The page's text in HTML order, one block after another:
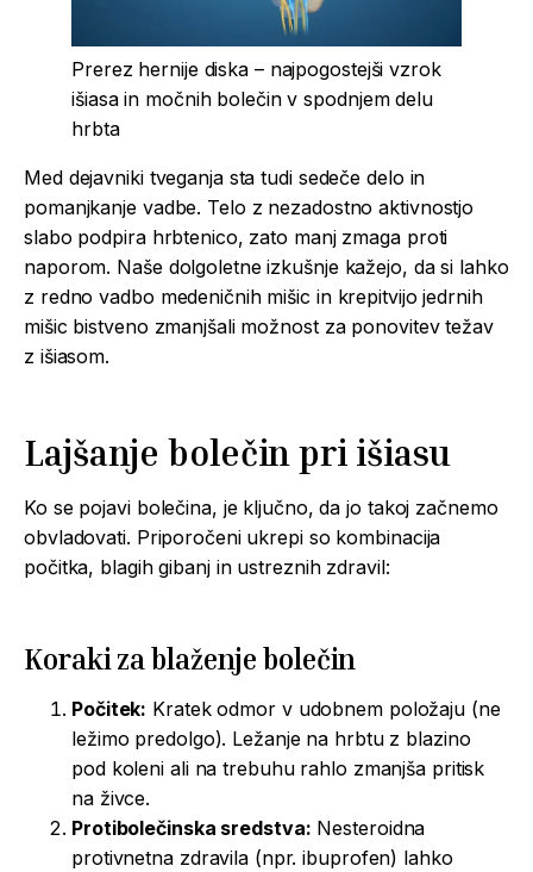
Prerez hernije diska – najpogostejši vzrok
išiasa in močnih bolečin v spodnjem delu
hrbta
Med dejavniki tveganja sta tudi sedeče delo in
pomanjkanje vadbe. Telo z nezadostno aktivnostjo
slabo podpira hrbtenico, zato manj zmaga proti
naporom. Naše dolgoletne izkušnje kažejo, da si lahko
z redno vadbo medeničnih mišic in krepitvijo jedrnih
mišic bistveno zmanjšali možnost za ponovitev težav
z išiasom.
Lajšanje bolečin pri išiasu
Ko se pojavi bolečina, je ključno, da jo takoj začnemo
obvladovati. Priporočeni ukrepi so kombinacija
počitka, blagih gibanj in ustreznih zdravil:
Koraki za blaženje bolečin
Počitek: Kratek odmor v udobnem položaju (ne
ležimo predolgo). Ležanje na hrbtu z blazino
pod koleni ali na trebuhu rahlo zmanjša pritisk
na živce.
Protibolečinska sredstva: Nesteroidna
protivnetna zdravila (npr. ibuprofen) lahko